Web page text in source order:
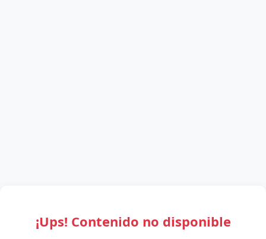
¡Ups! Contenido no disponible